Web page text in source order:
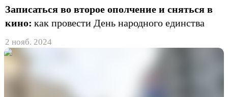
Записаться во второе ополчение и сняться в
кино: как провести День народного единства
2 нояб. 2024